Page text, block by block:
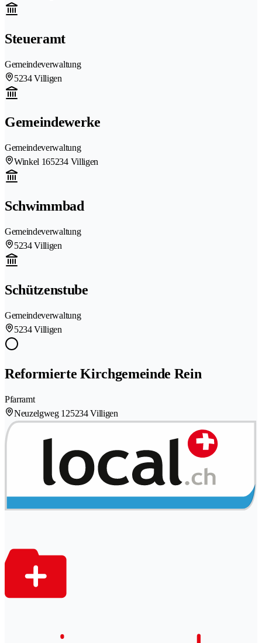
Steueramt
Gemeindeverwaltung
5234 Villigen
Gemeindewerke
Gemeindeverwaltung
Winkel 165234 Villigen
Schwimmbad
Gemeindeverwaltung
5234 Villigen
Schützenstube
Gemeindeverwaltung
5234 Villigen
Reformierte Kirchgemeinde Rein
Pfarramt
Neuzelgweg 125234 Villigen